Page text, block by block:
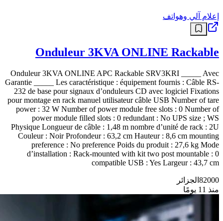
إعلام آلي وهواتف
Onduleur 3KVA ONLINE Rackable
Onduleur 3KVA ONLINE APC Rackable SRV3KRI _____ Avec
Garantie _____ Les caractéristique : équipement fournis : Câble RS-
232 de base pour signaux d’onduleurs CD avec logiciel Fixations
pour montage en rack manuel utilisateur câble USB Number of tare
power : 32 W Number of power module free slots : 0 Number of
power module filled slots : 0 redundant : No UPS size ; WS
Physique Longueur de câble : 1,48 m nombre d’unité de rack : 2U
Couleur : Noir Profondeur : 63,2 cm Hauteur : 8,6 cm mounting
preference : No preference Poids du produit : 27,6 kg Mode
d’installation : Rack-mounted with kit two post mountable : 0
compatible USB : Yes Largeur : 43,7 cm
82000 الجزائر
منذ 11 يومًا